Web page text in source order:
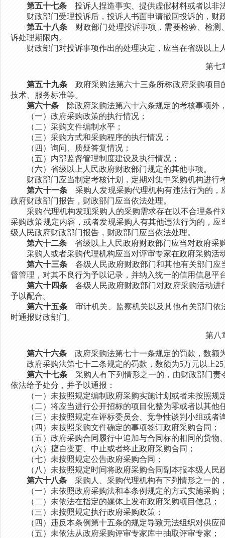
第五十七条 投诉人捏造事实、提供虚假材料或者以非
财政部门受理投诉后，投诉人书面申请撤回投诉的，财
第五十八条财政部门处理投诉事项，需要检验、检测
诉处理期限内。
财政部门对投诉事项作出的处理决定，应当在省级以上
第七
第五十九条政府采购法第六十三条所称政府采购项目
技术、服务标准等。
第六十条 除政府采购法第六十六条规定的考核事项外
（一）政府采购政策的执行情况；
（二）采购文件编制水平；
（三）采购方式和采购程序的执行情况；
（四）询问、质疑答复情况；
（五）内部监督管理制度建设及执行情况；
（六）省级以上人民政府财政部门规定的其他事项。
财政部门应当制定考核计划，定期对集中采购机构进行
第六十一条采购人发现采购代理机构有违法行为的，
政府财政部门报告，财政部门应当依法处理。
采购代理机构发现采购人的采购需求存在以不合理条件
采购政策规定内容，或者发现采购人有其他违法行为的，
级人民政府财政部门报告，财政部门应当依法处理。
第六十二条 省级以上人民政府财政部门应当对政府采
采购人或者采购代理机构应当对评审专家在政府采购活
第六十三条各级人民政府财政部门和其他有关部门应
督管理，对其不良行为予以记录，并纳入统一的信用信息平
第六十四条各级人民政府财政部门对政府采购活动进
予以配合。
第六十五条审计机关、监察机关以及其他有关部门依
时通报财政部门。
第八
第六十六条 政府采购法第七十一条规定的罚款，数额
政府采购法第七十二条规定的罚款，数额为5万元以上25
第六十七条采购人有下列情形之一的，由财政部门责
依法给予处分，并予以通报：
（一）未按照规定编制政府采购实施计划或者未按照规
（二）将应当进行公开招标的项目化整为零或者以其他
（三）未按照规定在评标委员会、竞争性谈判小组或者
（四）未按照采购文件确定的事项签订政府采购合同；
（五）政府采购合同履行中追加与合同标的相同的货物
（六）擅自变更、中止或者终止政府采购合同；
（七）未按照规定公告政府采购合同；
（八）未按照规定时间将政府采购合同副本报本级人民
第六十八条 采购人、采购代理机构有下列情形之一的
（一）未依照政府采购法和本条例规定的方式实施采购
（二）未依法在指定的媒体上发布政府采购项目信息；
（三）未按照规定执行政府采购政策；
（四）违反本条例第十五条的规定导致无法组织对供应
（五）未依法从政府采购评审专家库中抽取评审专家；